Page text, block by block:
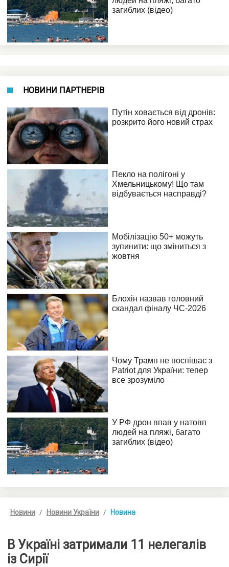
НОВИНИ ПАРТНЕРІВ
Новини Новини України Новина
В Україні затримали 11 нелегалів
із Сирії